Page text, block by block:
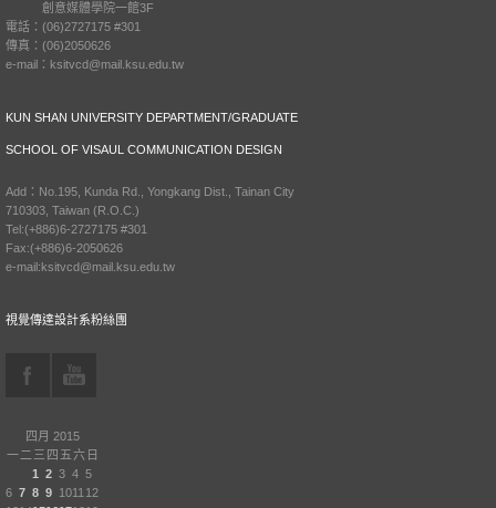
創意媒體學院一館3F
電話：(06)2727175 #301
傳真：(06)2050626
e-mail：ksitvcd@mail.ksu.edu.tw
KUN SHAN UNIVERSITY DEPARTMENT/GRADUATE
SCHOOL OF VISAUL COMMUNICATION DESIGN
Add：No.195, Kunda Rd., Yongkang Dist., Tainan City
710303, Taiwan (R.O.C.)
Tel:(+886)6-2727175 #301
Fax:(+886)6-2050626
e-mail:ksitvcd@mail.ksu.edu.tw
視覺傳達設計系粉絲團
四月 2015
一 二 三 四 五六 日
1 2 3 4 5
6 7 8 9 1011 12